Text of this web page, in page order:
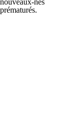
nouveaux-nés
prématurés.